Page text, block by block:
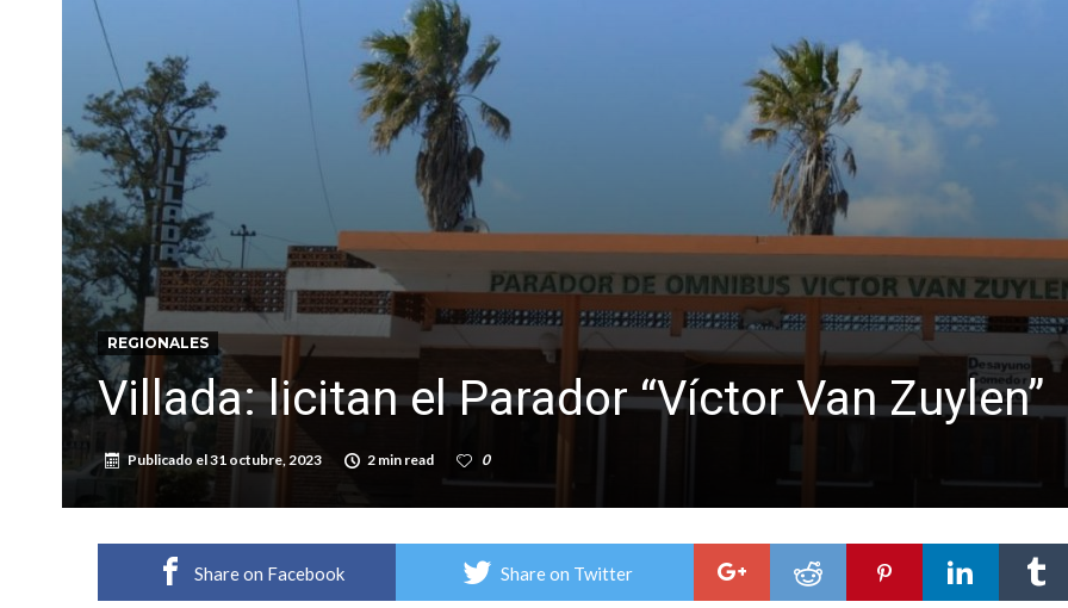
Villada: el viento provocó el desprendimiento del techo del galpón del ferrocarril
Violento robo en la zona rural de Firmat: maniataron a una pareja de adultos mayores
Colecta solidaria de juguetes en Firmat para el EPI y el Hospital Vilela
Firmat: “Codo a codo” lanza una campaña de recolección de golosinas para agasajar a los niños en su día
Vuelve el básquet: este viernes arranca el Clausura con agenda confirmada y planteles renovados
REGIONALES
Villada: licitan el Parador “Víctor Van Zuylen”
Publicado el31 octubre, 2023 2 min read 0
Share on Facebook Share on Twitter